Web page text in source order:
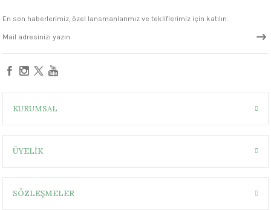
En son haberlerimiz, özel lansmanlarımız ve tekliflerimiz için katılın.
KURUMSAL
ÜYELİK
SÖZLEŞMELER